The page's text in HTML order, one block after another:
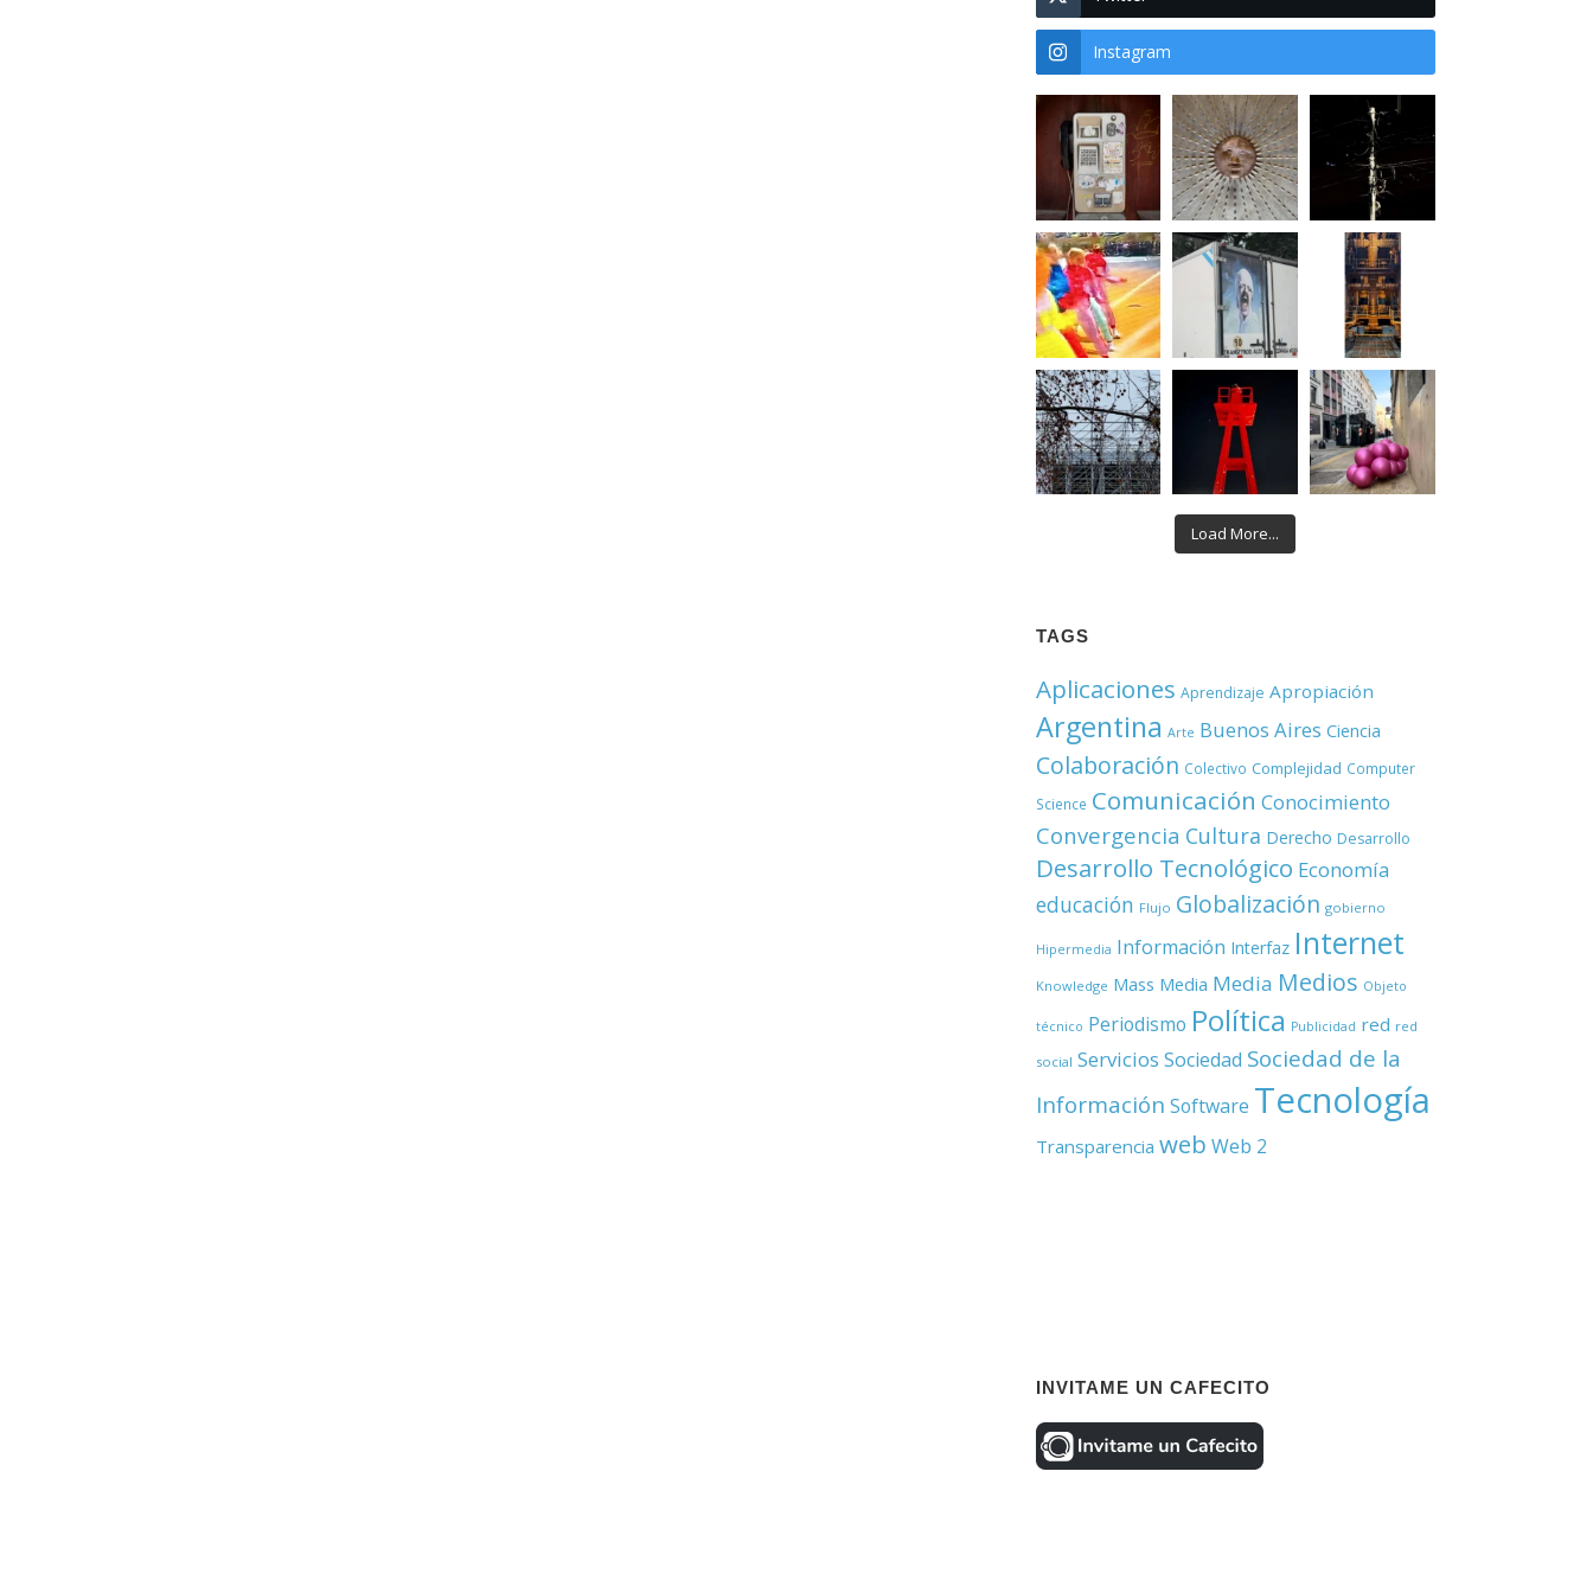
Instagram
Load More...
TAGS
Aplicaciones Aprendizaje Apropiación
Argentina Arte Buenos Aires Ciencia
Colaboración Colectivo Complejidad Computer
Science Comunicación Conocimiento
Convergencia Cultura Derecho Desarrollo
Desarrollo Tecnológico Economía
educación Flujo Globalización gobierno
Hipermedia Información Interfaz Internet
Knowledge Mass Media Media Medios Objeto
técnico Periodismo Política Publicidad red red
social Servicios Sociedad Sociedad de la
Información Software Tecnología
Transparencia web Web 2
INVITAME UN CAFECITO